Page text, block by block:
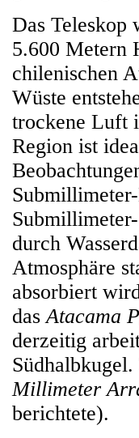
Das Teleskop
5.600 Metern
chilenischen
Wüste
trockene Luft
Region ist
durch
Atmosphäre
absorbiert
dasAtacama
derzeitig
Millimeter
berichtete).